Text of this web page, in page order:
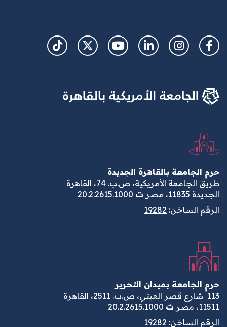
Social Links
حرم الجامعة بالقاهرة الجديدة
طريق الجامعة الأمريكية، ص.ب. 74، القاهرة
الجديدة 11835، مصر
ت
الرقم الساخن: 19282
حرم الجامعة بميدان التحرير
113
شارع قصر العيني، ص.ب. 2511، القاهرة
11511، مصر
ت
الرقم الساخن: 19282